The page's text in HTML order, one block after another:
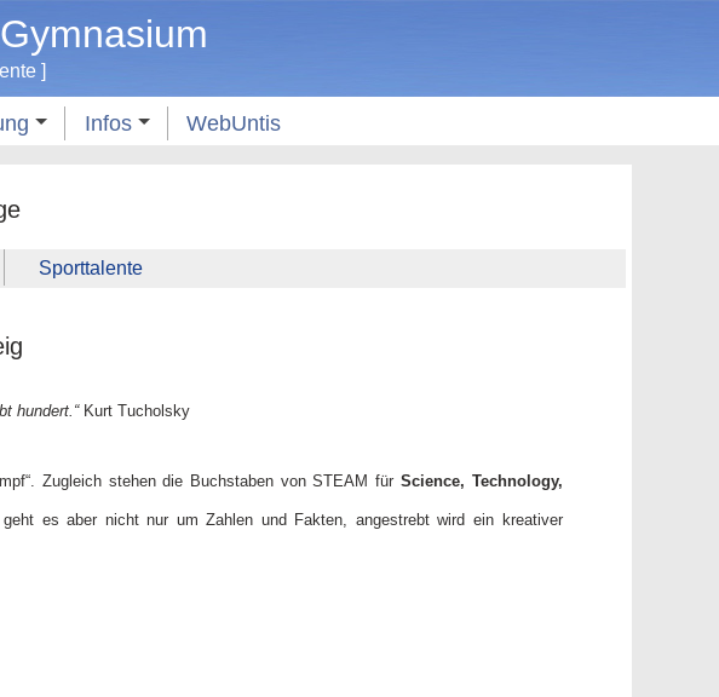
]
Infos WebUntis
Sporttalente
hundert.“Kurt Tucholsky
Zugleich stehen die Buchstaben von STEAM für Science, Technology,
es aber nicht nur um Zahlen und Fakten, angestrebt wird ein kreativer